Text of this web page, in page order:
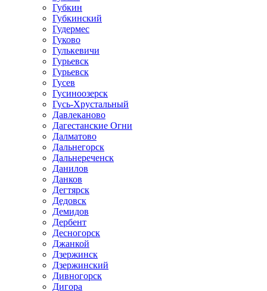
Губкин
Губкинский
Гудермес
Гуково
Гулькевичи
Гурьевск
Гурьевск
Гусев
Гусиноозерск
Гусь-Хрустальный
Давлеканово
Дагестанские Огни
Далматово
Дальнегорск
Дальнереченск
Данилов
Данков
Дегтярск
Дедовск
Демидов
Дербент
Десногорск
Джанкой
Дзержинск
Дзержинский
Дивногорск
Дигора